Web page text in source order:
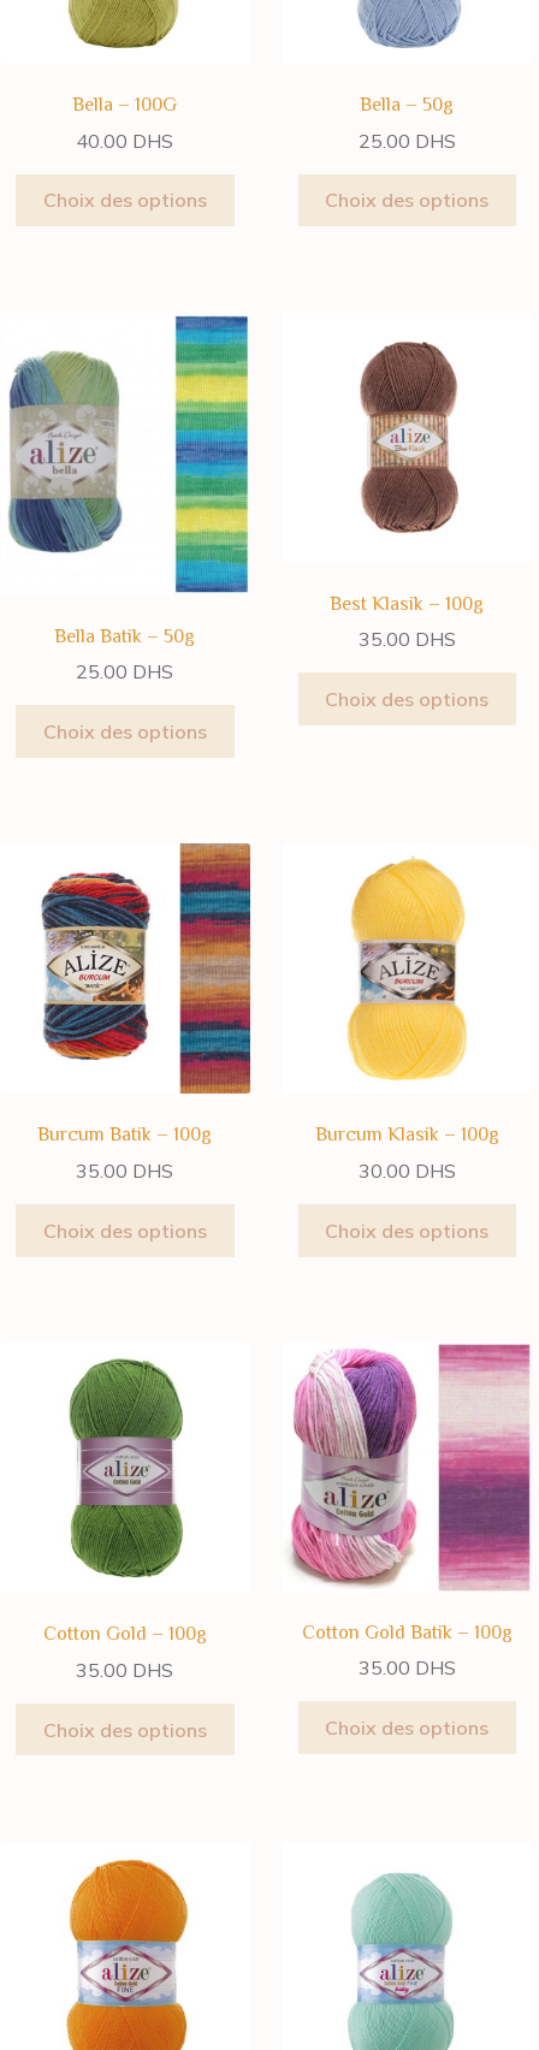
Bella – 100G
40.00 DHS
Choix des options
Bella – 50g
25.00 DHS
Choix des options
Bella Batik – 50g
25.00 DHS
Choix des options
Best Klasik – 100g
35.00 DHS
Choix des options
Burcum Batik – 100g
35.00 DHS
Choix des options
Burcum Klasik – 100g
30.00 DHS
Choix des options
Cotton Gold – 100g
35.00 DHS
Choix des options
Cotton Gold Batik – 100g
35.00 DHS
Choix des options